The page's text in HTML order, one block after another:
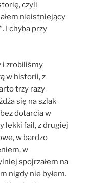
czyli
nieistniejący
I chyba przy
i zrobiliśmy
w historii, z
trzy razy
się na szlak
dotarcia w
lekki fail, z drugiej
w bardzo
w
spojrzałem na
nigdy nie byłem.